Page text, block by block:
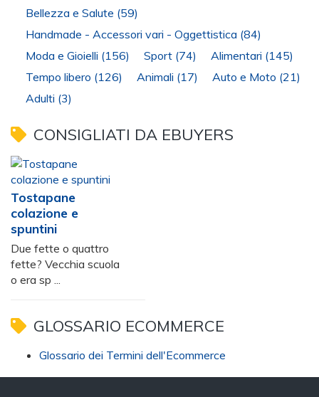
Bellezza e Salute (59)
Handmade - Accessori vari - Oggettistica (84)
Moda e Gioielli (156) Sport (74) Alimentari (145)
Tempo libero (126) Animali (17) Auto e Moto (21)
Adulti (3)
CONSIGLIATI DA EBUYERS
Tostapane
colazione e
spuntini
Due fette o quattro
fette? Vecchia scuola
o era sp ...
GLOSSARIO ECOMMERCE
Glossario dei Termini dell'Ecommerce